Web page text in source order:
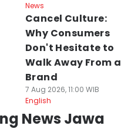
News
Cancel Culture:
Why Consumers
Don't Hesitate to
Walk Away From a
Brand
7 Aug 2026, 11:00 WIB
English
News Jawa